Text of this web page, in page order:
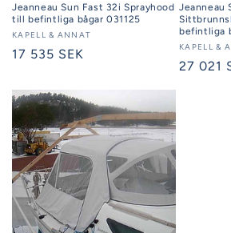
Jeanneau Sun Fast 32i Sprayhood
till befintliga bågar 031125
Säljare:
KAPELL & ANNAT
Ordinarie
17 535 SEK
Jeanneau
befintliga
Säljare:
KAPELL &
27 021